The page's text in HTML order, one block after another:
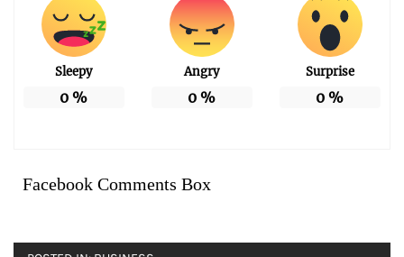
Sleepy
0 %
Angry
0 %
Surprise
0 %
Facebook Comments Box